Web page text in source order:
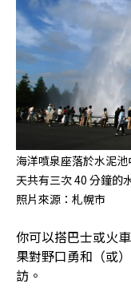
海洋噴泉座落於水泥
天共有三次 40 分鐘的
照片來源：札幌市
你可以搭巴士或火
果對野口勇和（或
訪。